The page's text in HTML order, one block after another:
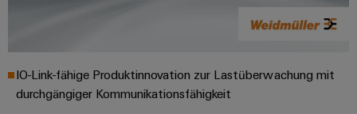
IO-Link-fähige Produktinnovation zur Lastüberwachung mit
durchgängiger Kommunikationsfähigkeit